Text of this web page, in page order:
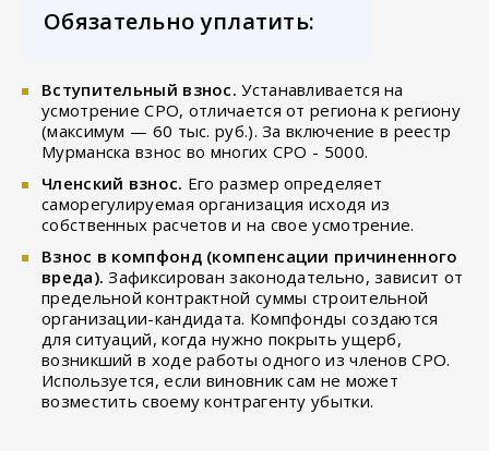
Обязательно уплатить:
Вступительный взнос. Устанавливается на
усмотрение СРО, отличается от региона к региону
(максимум — 60 тыс. руб.). За включение в реестр
Мурманска взнос во многих СРО - 5000.
Членский взнос. Его размер определяет
саморегулируемая организация исходя из
собственных расчетов и на свое усмотрение.
Взнос в компфонд (компенсации причиненного
вреда). Зафиксирован законодательно, зависит от
предельной контрактной суммы строительной
организации-кандидата. Компфонды создаются
для ситуаций, когда нужно покрыть ущерб,
возникший в ходе работы одного из членов СРО.
Используется, если виновник сам не может
возместить своему контрагенту убытки.